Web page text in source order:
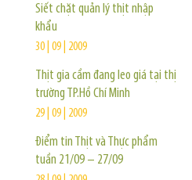
Siết chặt quản lý thịt nhập
khẩu
30 | 09 | 2009
Thịt gia cầm đang leo giá tại thị
trường TP.Hồ Chí Minh
29 | 09 | 2009
Điểm tin Thịt và Thực phẩm
tuần 21/09 – 27/09